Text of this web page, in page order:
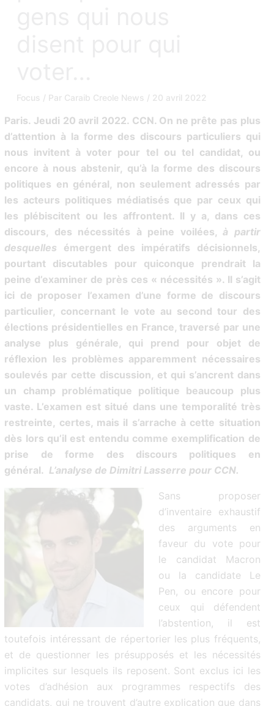
Focus / Par Caraib Creole News / 20 avril 2022
Paris. Jeudi 20 avril 2022. CCN. On ne prête pas plus
d’attention à la forme des discours particuliers qui
nous invitent à voter pour tel ou tel candidat, ou
encore à nous abstenir, qu’à la forme des discours
politiques en général, non seulement adressés par
les acteurs politiques médiatisés que par ceux qui
les plébiscitent ou les affrontent. Il y a, dans ces
discours, des nécessités à peine voilées,à partir
desquelles émergent des impératifs décisionnels,
pourtant discutables pour quiconque prendrait la
peine d’examiner de près ces « nécessités ». Il s’agit
ici de proposer l’examen d’une forme de discours
particulier, concernant le vote au second tour des
élections présidentielles en France, traversé par une
analyse plus générale, qui prend pour objet de
réflexion les problèmes apparemment nécessaires
soulevés par cette discussion, et qui s’ancrent dans
un champ problématique politique beaucoup plus
vaste. L’examen est situé dans une temporalité très
restreinte, certes, mais il s’arrache à cette situation
dès lors qu’il est entendu comme exemplification de
prise de forme des discours politiques en
général. L’analyse de Dimitri Lasserre pour CCN.
Sans proposer
d’inventaire exhaustif
des arguments en
faveur du vote pour
le candidat Macron
ou la candidate Le
Pen, ou encore pour
ceux qui défendent
l’abstention, il est
toutefois intéressant de répertorier les plus fréquents,
et de questionner les présupposés et les nécessités
implicites sur lesquels ils reposent. Sont exclus ici les
votes d’adhésion aux programmes respectifs des
candidats, qui ne trouvent d’autre explication que dans